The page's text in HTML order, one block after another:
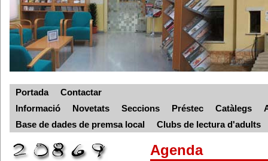
Portada
Contactar
Informació
Novetats Seccions Préstec Catàlegs
Base de dades de premsa local
Clubs de lectura d'adults
Agenda